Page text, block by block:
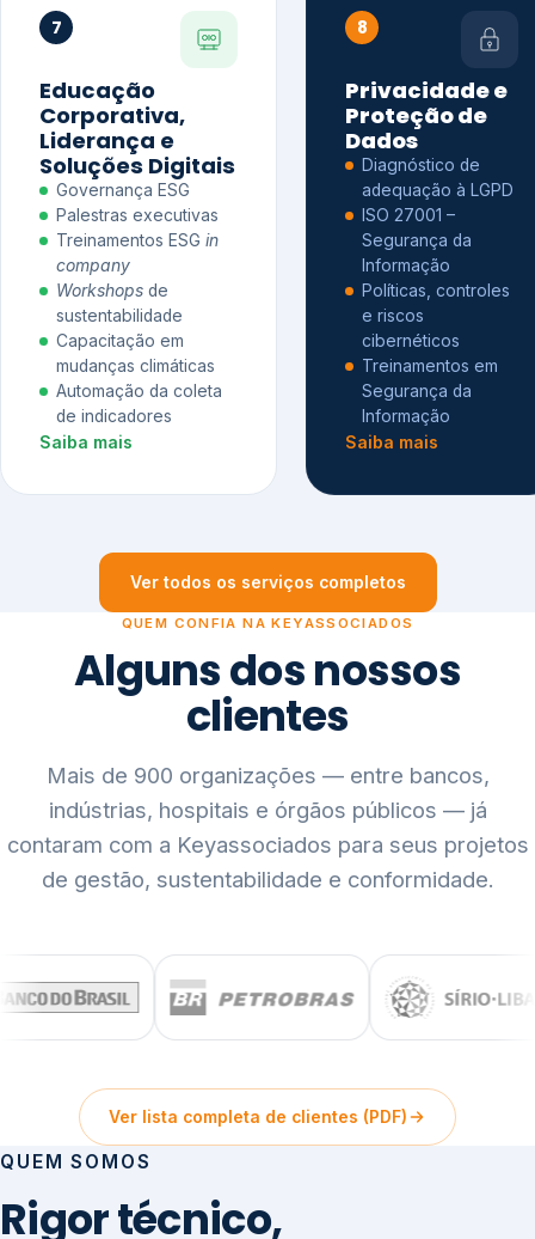
7
Educação
Corporativa,
Liderança e
Soluções Digitais
Governança ESG
Palestras executivas
Treinamentos ESG in
company
Workshops de
sustentabilidade
Capacitação em
mudanças climáticas
Automação da coleta
de indicadores
Saiba mais
8
Privacidade e
Proteção de
Dados
Diagnóstico de
adequação à LGPD
ISO 27001 –
Segurança da
Informação
Políticas, controles
e riscos
cibernéticos
Treinamentos em
Segurança da
Informação
Saiba mais
Ver todos os serviços completos
QUEM CONFIA NA KEYASSOCIADOS
Alguns dos nossos
clientes
Mais de 900 organizações — entre bancos,
indústrias, hospitais e órgãos públicos — já
contaram com a Keyassociados para seus projetos
de gestão, sustentabilidade e conformidade.
Ver lista completa de clientes (PDF)
QUEM SOMOS
Rigor técnico,